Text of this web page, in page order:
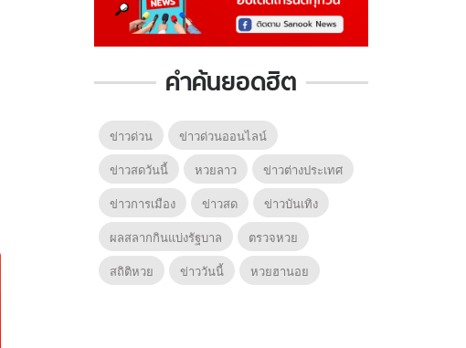
คำค้นยอดฮิต
ข่าวด่วน
ข่าวด่วนออนไลน์
ข่าวสดวันนี้
หวยลาว
ข่าวต่างประเทศ
ข่าวการเมือง
ข่าวสด
ข่าวบันเทิง
ผลสลากกินแบ่งรัฐบาล
ตรวจหวย
สถิติหวย
ข่าววันนี้ หวยฮานอย